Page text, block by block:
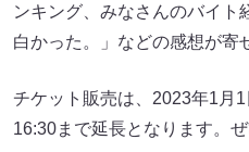
ンキング、みなさんのバイト
白かった。」などの感想が寄
チケット販売は、2023年1月
16:30まで延長となります。